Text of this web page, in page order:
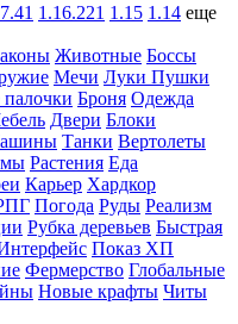
1.16.221 1.15 1.14 еще
Животные Боссы
Мечи Луки Пушки
Броня Одежда
Двери Блоки
Танки Вертолеты
Растения Еда
Карьер Хардкор
Погода Руды Реализм
Рубка деревьев Быстрая
Показ ХП
Фермерство Глобальные
Новые крафты Читы